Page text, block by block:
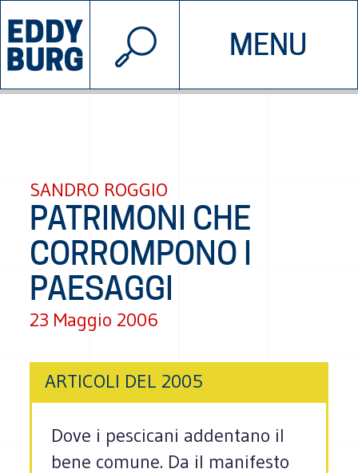
MENU
INIZIATIVE CHI SIAMO
© 2026 EDDYBURG
SANDRO ROGGIO
PATRIMONI CHE
CORROMPONO I
PAESAGGI
23 Maggio 2006
ARTICOLI DEL 2005
Dove i pescicani addentano il
bene comune. Da il manifesto